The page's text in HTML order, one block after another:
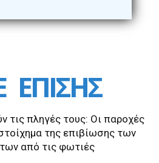
ΕΠΙΣΗΣ
τις πληγές τους: Οι παροχές
της επιβίωσης των
από τις φωτιές